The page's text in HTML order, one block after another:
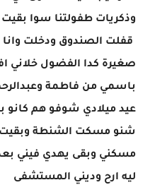
وذكريات طفولتنا سوا
قفلت الصندوق ودخلت
صغيرة كدا الفضول خلاني
باسمي من فاطمة
عيد ميلادي شوفو هم كانو
شنو مسكت الشنطة وبقيت
مسكني وبقى يهدي فيني
ليه ارح وديني المستشفى